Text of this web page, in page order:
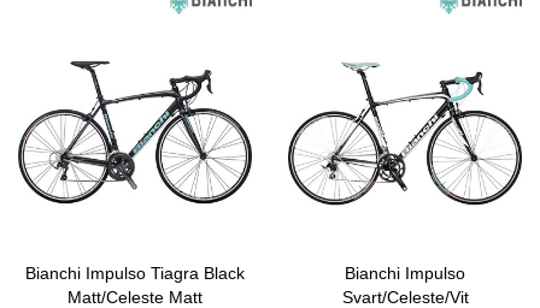
Bianchi Impulso Tiagra Black
Matt/Celeste Matt
Bianchi Impulso
Svart/Celeste/Vit